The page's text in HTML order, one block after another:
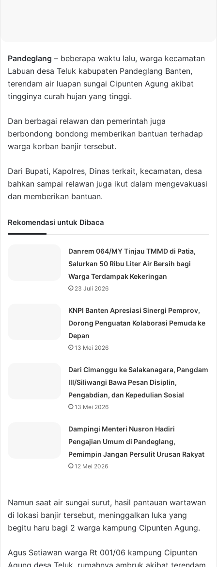
Pandeglang – beberapa waktu lalu, warga kecamatan
Labuan desa Teluk kabupaten Pandeglang Banten,
terendam air luapan sungai Cipunten Agung akibat
tingginya curah hujan yang tinggi.
Dan berbagai relawan dan pemerintah juga
berbondong bondong memberikan bantuan terhadap
warga korban banjir tersebut.
Dari Bupati, Kapolres, Dinas terkait, kecamatan, desa
bahkan sampai relawan juga ikut dalam mengevakuasi
dan memberikan bantuan.
Rekomendasi untuk Dibaca
Danrem 064/MY Tinjau TMMD di Patia,
Salurkan 50 Ribu Liter Air Bersih bagi
Warga Terdampak Kekeringan
23 Juli 2026
KNPI Banten Apresiasi Sinergi Pemprov,
Dorong Penguatan Kolaborasi Pemuda ke
Depan
13 Mei 2026
Dari Cimanggu ke Salakanagara, Pangdam
III/Siliwangi Bawa Pesan Disiplin,
Pengabdian, dan Kepedulian Sosial
13 Mei 2026
Dampingi Menteri Nusron Hadiri
Pengajian Umum di Pandeglang,
Pemimpin Jangan Persulit Urusan Rakyat
12 Mei 2026
Namun saat air sungai surut, hasil pantauan wartawan
di lokasi banjir tersebut, meninggalkan luka yang
begitu haru bagi 2 warga kampung Cipunten Agung.
Agus Setiawan warga Rt 001/06 kampung Cipunten